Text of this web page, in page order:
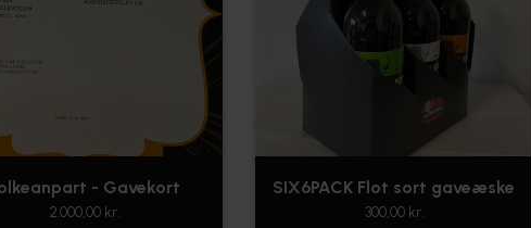
- Gavekort
2.000,00 kr.
SIX6PACK Flot sort gaveæske
300,00 kr.